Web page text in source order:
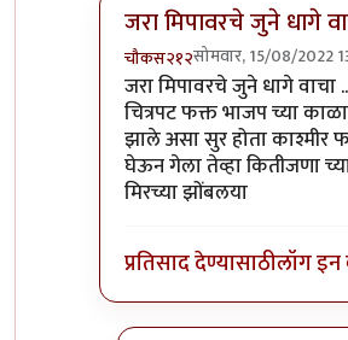
जरा मिपावरचे जुने धागे
चौकस२१२सोमवार, 15/08/2022
In reply toमानकर्णिक,
जरा मिपावरचे जुने धागे
चित्रपट फक्त भाजप च्या
झाले असा सुर होता काश्मीर
घेऊन गेला तेव्हा कितीजणा
मिरच्या झोंबलया
प्रतिसाद देण्यासाठीलॉग इन